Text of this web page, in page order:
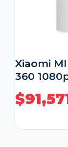
Xiaomi
360
$